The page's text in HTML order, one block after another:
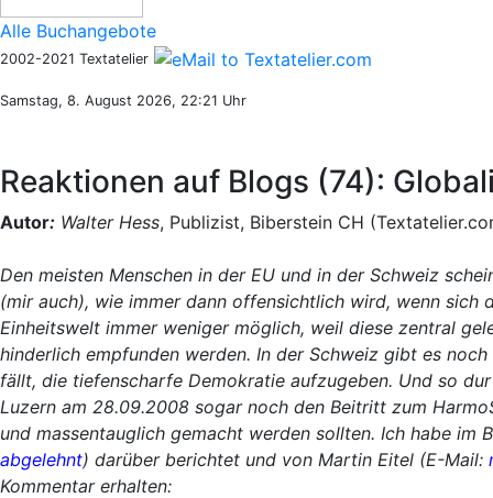
Alle Buchangebote
2002-2021 Textatelier
Samstag, 8. August 2026, 22:21 Uhr
Reaktionen auf Blogs (74):
Autor: Walter Hess, Publizist, Biberstein CH
Den meisten Menschen in der EU und in der Schweiz
(mir auch), wie immer dann offensichtlich wird, wenn sich
Einheitswelt immer weniger möglich, weil diese zentral
hinderlich empfunden werden. In der Schweiz gibt es
fällt, die tiefenscharfe Demokratie aufzugeben. Und so
Luzern am 28.09.2008 sogar noch den Beitritt zum
und massentauglich gemacht werden sollten. Ich habe im
abgelehnt) darüber berichtet und von Martin Eitel (E-Mail:
Kommentar erhalten: